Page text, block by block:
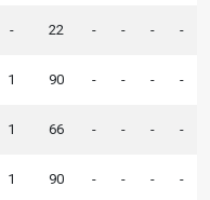
- 22 - - - -
1 90 - - - -
1 66 - - - -
1 90 - - - -